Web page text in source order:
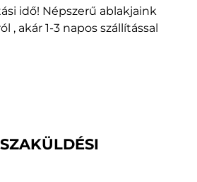
idő! Népszerű ablakjaink
, akár 1-3 napos szállítással